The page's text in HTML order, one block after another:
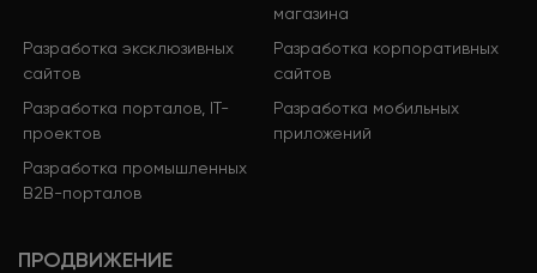
магазина
Разработка эксклюзивных
сайтов
Разработка корпоративных
сайтов
Разработка порталов, IT-
проектов
Разработка мобильных
приложений
Разработка промышленных
B2B-порталов
ПРОДВИЖЕНИЕ